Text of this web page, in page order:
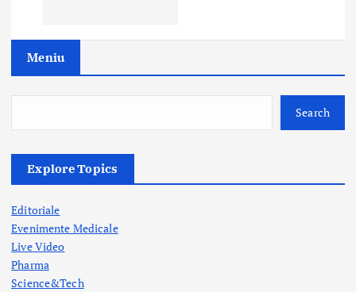
n
Meniu
Search
Explore Topics
Editoriale
Evenimente Medicale
Live Video
Pharma
Science&Tech